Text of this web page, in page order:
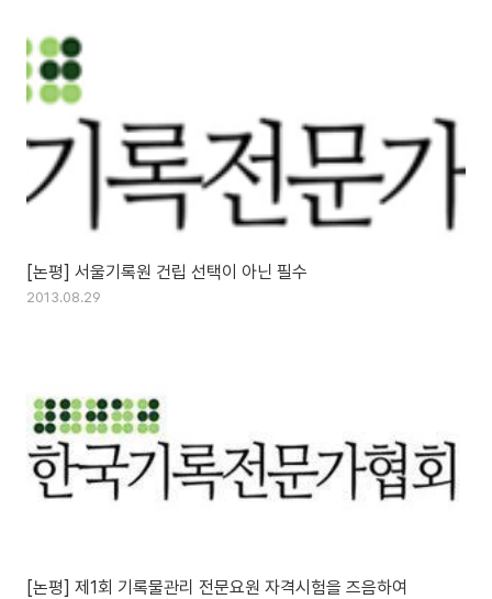
[논평] 서울기록원 건립 선택이 아닌 필수
2013.08.29
[논평] 제1회 기록물관리 전문요원 자격시험을 즈음하여